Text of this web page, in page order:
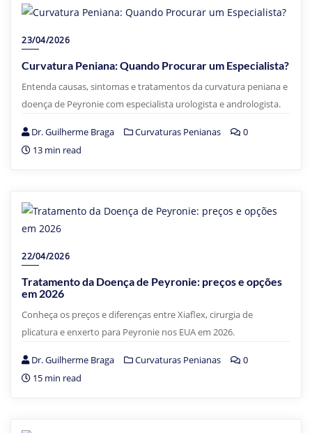
23/04/2026
Curvatura Peniana: Quando Procurar um Especialista?
Entenda causas, sintomas e tratamentos da curvatura peniana e
doença de Peyronie com especialista urologista e andrologista.
Dr. Guilherme Braga Curvaturas Penianas
0
13 min read
22/04/2026
Tratamento da Doença de Peyronie: preços e opções
em 2026
Conheça os preços e diferenças entre Xiaflex, cirurgia de
plicatura e enxerto para Peyronie nos EUA em 2026.
Dr. Guilherme Braga Curvaturas Penianas
0
15 min read